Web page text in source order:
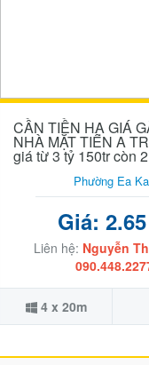
CẦN TIỀN HẠ GIÁ
NHÀ MẶT TIỀN A
giá từ 3 tỷ 150tr còn
Phường Ea
Giá:
Liên hệ: Nguyễn
4 x 20m